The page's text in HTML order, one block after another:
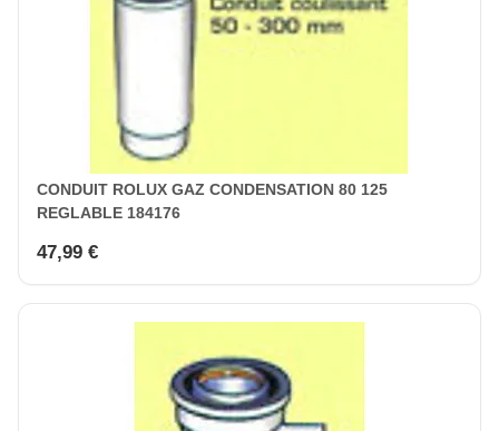
CONDUIT ROLUX GAZ CONDENSATION 80 125
REGLABLE 184176
47,99 €